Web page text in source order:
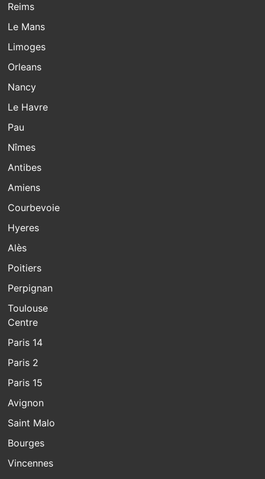
Reims
Le Mans
Limoges
Orleans
Nancy
Le Havre
Pau
Nîmes
Antibes
Amiens
Courbevoie
Hyeres
Alès
Poitiers
Perpignan
Toulouse
Centre
Paris 14
Paris 2
Paris 15
Avignon
Saint Malo
Bourges
Vincennes